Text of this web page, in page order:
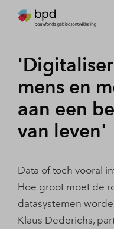
mens en
aan een
van leven'
Data of toch vooral
Hoe groot moet de
datasystemen
Klaus Dederichs,